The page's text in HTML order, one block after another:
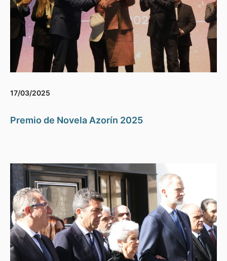
17/03/2025
Premio de Novela Azorín 2025